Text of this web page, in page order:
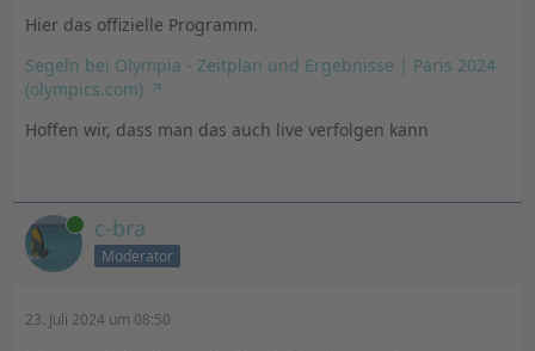
Hier das offizielle Programm.
Segeln bei Olympia - Zeitplan und Ergebnisse | Paris 2024
(olympics.com)
Hoffen wir, dass man das auch live verfolgen kann
Online c-bra
Moderator
23. Juli 2024 um 08:50